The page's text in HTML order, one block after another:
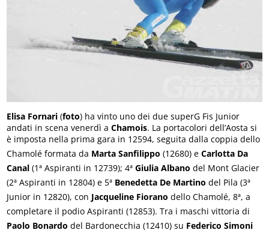
Elisa Fornari (foto) ha vinto uno dei due superG Fis Junior
andati in scena venerdì aChamois. La portacolori dell’Aosta si
è imposta nella prima gara in 12594, seguita dalla coppia dello
Chamolé formata da Marta Sanfilippo (12680) eCarlotta Da
Canal (1ª Aspiranti in 12739); 4ªGiulia Albano del Mont Glacier
(2ª Aspiranti in 12804) e 5ª Benedetta De Martino del Pila (3ª
Junior in 12820), con Jacqueline Fiorano dello Chamolé, 8ª, a
completare il podio Aspiranti (12853). Tra i maschi vittoria di
Paolo Bonardo del Bardonecchia (12410) su Federico Simoni